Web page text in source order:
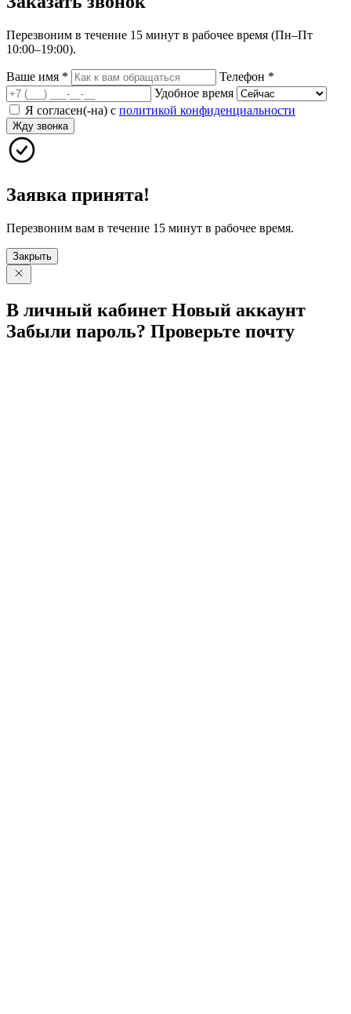
Перезвоним в течение 15 минут в рабочее время (Пн–Пт
10:00–19:00).
Ваше имя * Телефон *
Удобное время
Я согласен(-на) с политикой конфиденциальности
Жду звонка
Заявка принята!
Перезвоним вам в течение 15 минут в рабочее время.
Закрыть
В личный кабинет Новый аккаунт
Забыли пароль? Проверьте почту